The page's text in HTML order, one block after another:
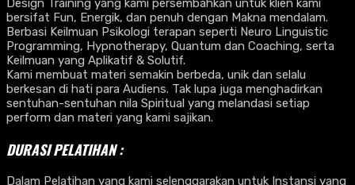
Design Training yang kami persembahkan untuk klien kami
bersifat Fun, Energik, dan penuh dengan Makna mendalam.
Berbasi Keilmuan Psikologi terapan seperti Neuro Linguistic
Programming, Hypnotherapy, Quantum dan Coaching, serta
Keilmuan yang Aplikatif & Solutif.
Kami membuat materi semakin berbeda, unik dan selalu
berkesan di hati para Audiens. Tak lupa juga menghadirkan
sentuhan-sentuhan nila Spiritual yang melandasi setiap
perform dan materi yang kami sajikan.
DURASI PELATIHAN :
Dalam Pelatihan yang kami selenggarakan untuk Instansi yang